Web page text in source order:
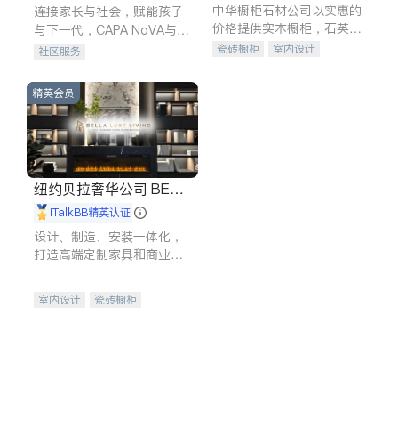
连接家长与社会，赋能孩子
与下一代，CAPA NoVA与您
携手建设包容、公平、充满
社区服务
中华橱柜石材公司以实惠的
价格提供实木橱柜，石英石
台面，多种优质不锈钢水
瓷砖橱柜
室内设计
精英会员
纽约贝拉奢华公司 BELL
A LUXE
iTalkBB精英认证
设计、制造、安装一体化，
打造高端定制家具和商业空
室内设计
瓷砖橱柜